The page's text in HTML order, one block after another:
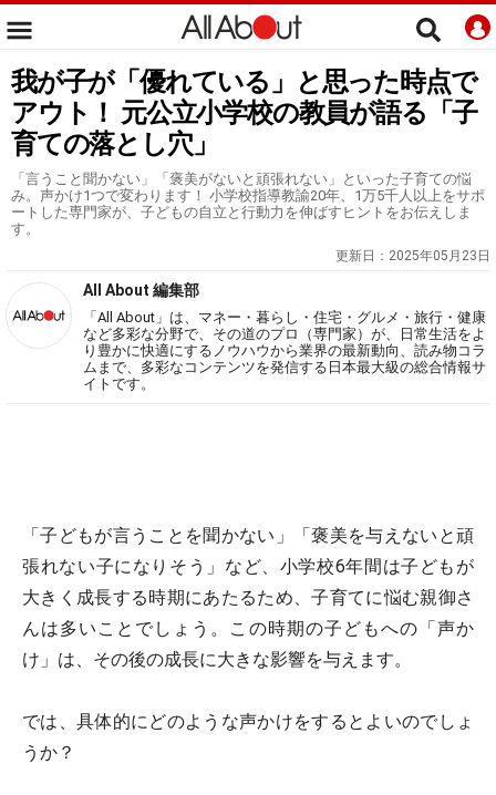
我が子が「優れている」と思った時点で
アウト！ 元公立小学校の教員が語る「子
育ての落とし穴」
「言うこと聞かない」「褒美がないと頑張れない」といった子育ての悩
み。声かけ1つで変わります！ 小学校指導教諭20年、1万5千人以上をサポ
ートした専門家が、子どもの自立と行動力を伸ばすヒントをお伝えしま
す。
更新日： 2025年05月23日
All About 編集部
「All About」は、マネー・暮らし・住宅・グルメ・旅行・健康
など多彩な分野で、その道のプロ（専門家）が、日常生活をよ
り豊かに快適にするノウハウから業界の最新動向、読み物コラ
ムまで、多彩なコンテンツを発信する日本最大級の総合情報サ
イトです。
「子どもが言うことを聞かない」「褒美を与えないと頑
張れない子になりそう」など、小学校6年間は子どもが
大きく成長する時期にあたるため、子育てに悩む親御さ
んは多いことでしょう。この時期の子どもへの「声か
け」は、その後の成長に大きな影響を与えます。
では、具体的にどのような声かけをするとよいのでしょ
うか？